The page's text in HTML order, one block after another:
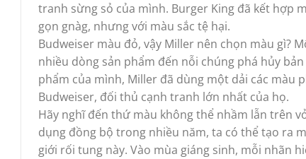
tranh sừng sỏ của mình. Burger King đã kết hợp
gọn gnàg, nhưng với màu sắc tệ hại.
Budweiser màu đỏ, vậy Miller nên chọn màu gì?
nhiều dòng sản phẩm đến nỗi chúng phá hủy
phẩm của mình, Miller đã dùng một dải các màu
Budweiser, đối thủ cạnh tranh lớn nhất của họ.
Hãy nghĩ đến thứ màu không thể nhầm lẫn trên
dụng đồng bộ trong nhiều năm, ta có thể tạo ra
giới rối tung này. Vào mùa giáng sinh, mỗi nhãn